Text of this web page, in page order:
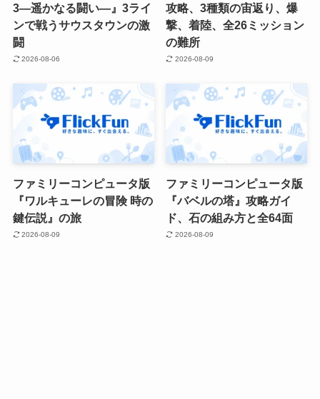
3―遥かなる闘い―』3ライ
ンで戦うサウスタウンの激
闘
2026-08-06
攻略、3種類の宙返り、爆
撃、着陸、全26ミッション
の難所
2026-08-09
ファミリーコンピュータ版
『ワルキューレの冒険 時の
鍵伝説』の旅
2026-08-09
ファミリーコンピュータ版
『バベルの塔』攻略ガイ
ド、石の組み方と全64面
2026-08-09